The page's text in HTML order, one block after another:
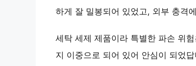
하게 잘 밀봉되어 있었고, 외부 충격
세탁 세제 제품이라 특별한 파손 위
지 이중으로 되어 있어 안심이 되었